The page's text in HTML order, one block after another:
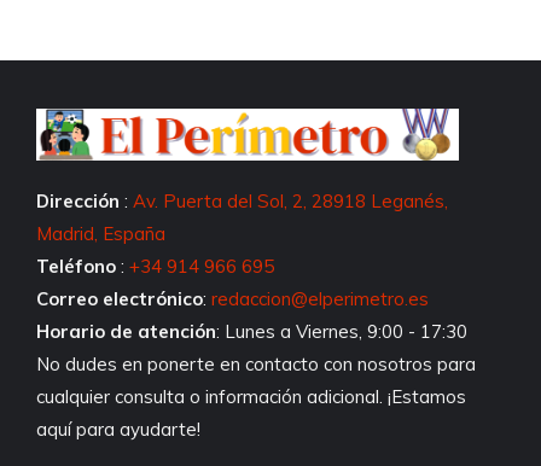
Dirección : Av. Puerta del Sol, 2, 28918 Leganés,
Madrid, España
Teléfono : +34 914 966 695
Correo electrónico: redaccion@elperimetro.es
Horario de atención: Lunes a Viernes, 9:00 - 17:30
No dudes en ponerte en contacto con nosotros para
cualquier consulta o información adicional. ¡Estamos
aquí para ayudarte!